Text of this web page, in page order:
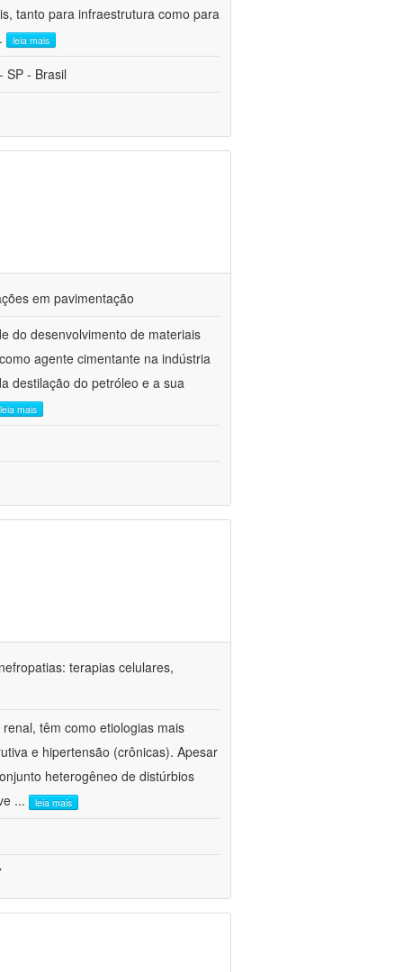
tanto para infraestrutura como para
leia mais
SP - Brasil
em pavimentação
do desenvolvimento de materiais
agente cimentante na indústria
destilação do petróleo e a sua
leia mais
terapias celulares,
têm como etiologias mais
e hipertensão (crônicas). Apesar
heterogêneo de distúrbios
... leia mais